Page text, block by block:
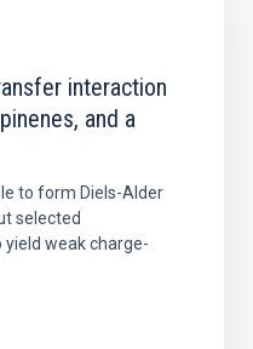
interaction
and a
to form Diels-Alder
selected
weak charge-